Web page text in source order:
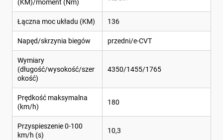
(KM)/moment (Nm)
Łączna moc układu (KM) 136
Napęd/skrzynia biegów przedni/e-CVT
Wymiary
(długość/wysokość/szer
okość)
4350/1455/1765
Prędkość maksymalna
(km/h)
180
Przyspieszenie 0-100
km/h (s)
10,3